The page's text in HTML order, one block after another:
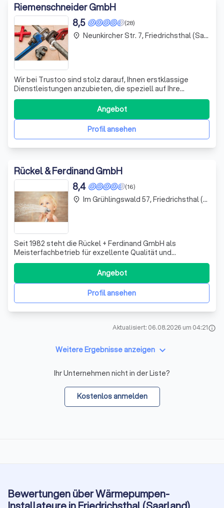
Riemenschneider GmbH
(28)
8,5
Wir bei Trustoo sind stolz darauf, Ihnen erstklassige
Dienstleistungen anzubieten, die speziell auf Ihre
Bedürfnisse zugeschnitten sind. Unser Team aus
erfahrenen Fachleuten setzt sich leidenschaftlich dafür
ein, Lösungen zu bieten, die nicht nur effektiv, sondern
auch innovativ sind. Wir verstehen,
Profil ansehen
Angebot
place Neunkircher Str. 7, Friedrichsthal (Saarland)
Rückel & Ferdinand GmbH
(16)
8,4
Seit 1982 steht die Rückel + Ferdinand GmbH als
Meisterfachbetrieb für exzellente Qualität und
Fachkompetenz in den Bereichen Heizungsanlagen,
Sanitär und Fliesenverlegung. Wir bieten unseren Kunden
eine umfassende Beratung, Planung und Montage, um
individuelle und energieeffiziente Lösungen zu scha
Profil ansehen
Angebot
place Im Grühlingswald 57, Friedrichsthal (Saarland)
Aktualisiert: 06.08.2026 um 04:21info
Weitere Ergebnisse anzeigen keyboard_arrow_down
Ihr Unternehmen nicht in der Liste?
Kostenlos anmelden
Bewertungen über Wärmepumpen-